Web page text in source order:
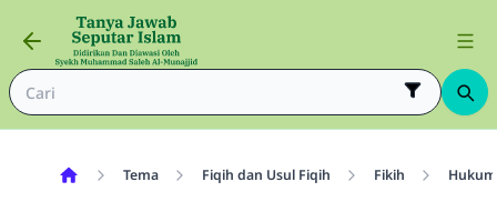
Tema Fiqih dan Usul Fiqih Fikih